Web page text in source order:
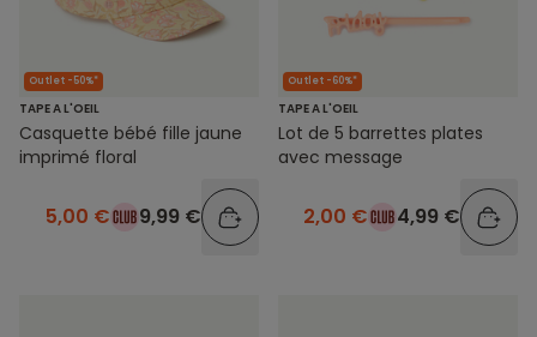
Outlet -50%*
TAPE A L'OEIL
Casquette bébé fille jaune
imprimé floral
5,00 € 9,99 €
Outlet -60%*
TAPE A L'OEIL
Lot de 5 barrettes plates
avec message
2,00 € 4,99 €